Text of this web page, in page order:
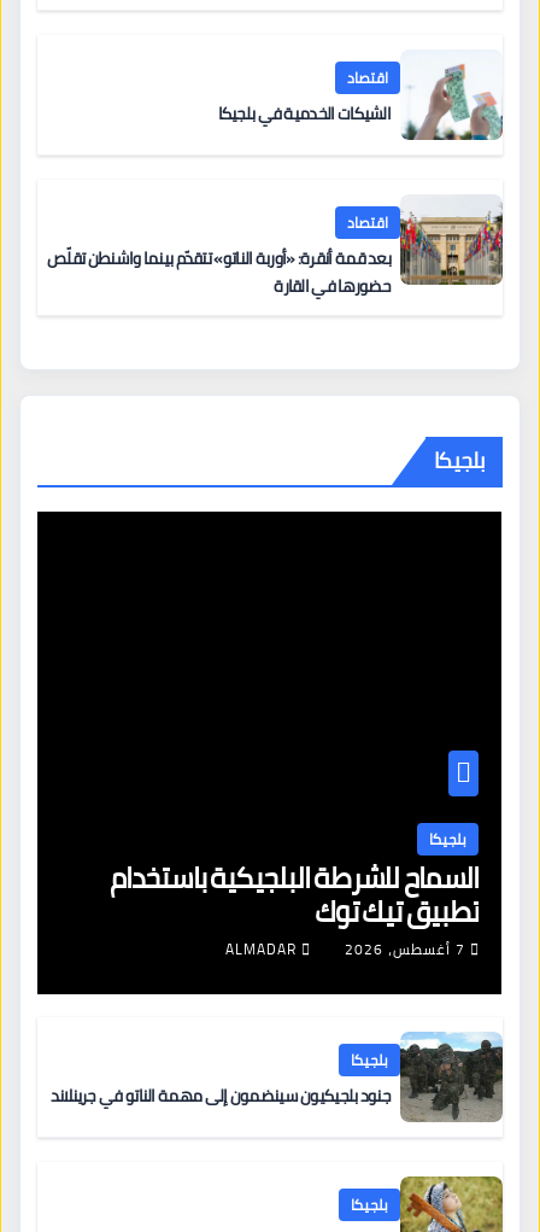
اقتصاد
الشيكات الخدمية في بلجيكا
اقتصاد
بعد قمة أنقرة: «أوربة الناتو» تتقدّم بينما واشنطن تقلّص
حضورها في القارة
بلجيكا
بلجيكا
السماح للشرطة البلجيكية باستخدام
تطبيق تيك توك
7 أغسطس، 2026 ALMADAR
بلجيكا
جنود بلجيكيون سينضمون إلى مهمة الناتو في جرينلاند
بلجيكا